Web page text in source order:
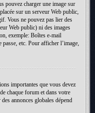
pouvez charger une image sur
sur un serveur Web public,
Vous ne pouvez pas lier des
Web public) ni des images
exemple: Boîtes e-mail
etc. Pour afficher l’image,
importantes que vous devez
chaque forum et dans votre
annonces globales dépend